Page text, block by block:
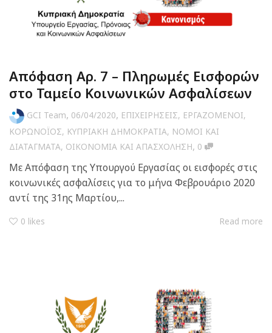
Απόφαση Αρ. 7 – Πληρωμές Εισφορών
στο Ταμείο Κοινωνικών Ασφαλίσεων
GCI Team, 06/04/2020, ΕΠΙΧΕΙΡΗΣΕΙΣ, ΕΡΓΑΖΟΜΕΝΟΙ,
ΚΟΡΩΝΟΪΟΣ, ΚΥΠΡΙΑΚΗ ΔΗΜΟΚΡΑΤΙΑ, ΝΟΜΟΙ ΚΑΙ
ΔΙΑΤΑΓΜΑΤΑ, ΟΙΚΟΝΟΜΙΑ ΚΑΙ ΑΠΑΣΧΟΛΗΣΗ, 0
Με Απόφαση της Υπουργού Εργασίας οι εισφορές στις
κοινωνικές ασφαλίσεις για το μήνα Φεβρουάριο 2020
αντί της 31ης Μαρτίου,...
0 likes Read more